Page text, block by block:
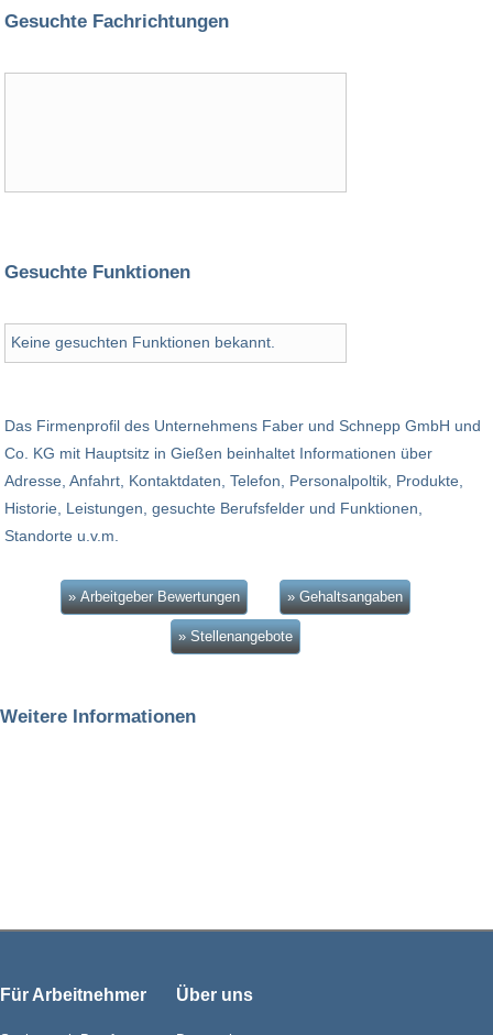
Gesuchte Fachrichtungen
Gesuchte Funktionen
Keine gesuchten Funktionen bekannt.
Das Firmenprofil des Unternehmens Faber und Schnepp GmbH und
Co. KG mit Hauptsitz in Gießen beinhaltet Informationen über
Adresse, Anfahrt, Kontaktdaten, Telefon, Personalpoltik, Produkte,
Historie, Leistungen, gesuchte Berufsfelder und Funktionen,
Standorte u.v.m.
» Arbeitgeber Bewertungen » Gehaltsangaben
» Stellenangebote
Weitere Informationen
Für Arbeitnehmer Über uns